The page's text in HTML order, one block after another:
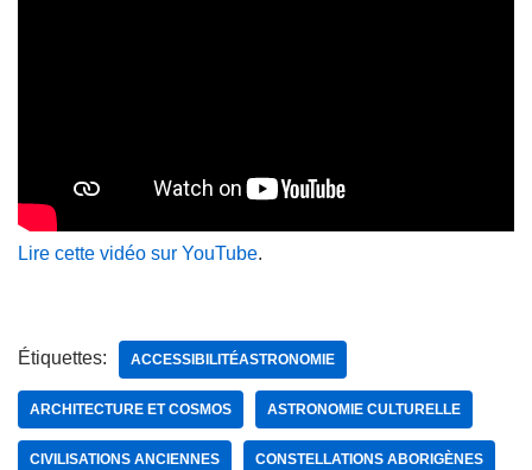
Lire cette vidéo sur YouTube.
Étiquettes: ACCESSIBILITÉASTRONOMIE
ARCHITECTURE ET COSMOS ASTRONOMIE CULTURELLE
CIVILISATIONS ANCIENNES CONSTELLATIONS ABORIGÈNES